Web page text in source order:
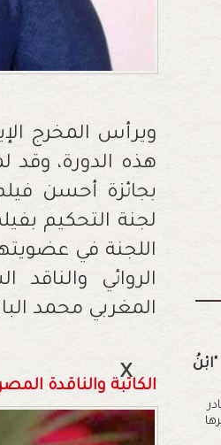
ويرأس المخرج
هذه الدورة، وقد
اللجنة في
الروائي
المغربي محمد
الكاتبة والناقدة